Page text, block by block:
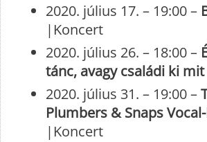
2020. július 17. – 19:00 –
|Koncert
2020. július 26. – 18:00 –
tánc, avagy családi ki
2020. július 31. – 19:00 –
Plumbers & Snaps
|Koncert